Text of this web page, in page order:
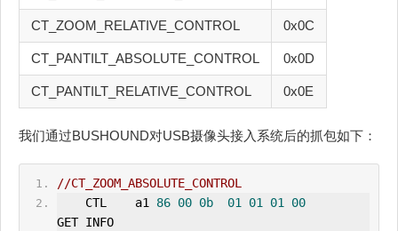
CT_ZOOM_RELATIVE_CONTROL 0x0C
CT_PANTILT_ABSOLUTE_CONTROL 0x0D
CT_PANTILT_RELATIVE_CONTROL 0x0E
我们通过BUSHOUND对USB摄像头接入系统后的抓包如下：
//CT_ZOOM_ABSOLUTE_CONTROL
    CTL    a1
86 00 0b 01 01 01
00
GET INFO